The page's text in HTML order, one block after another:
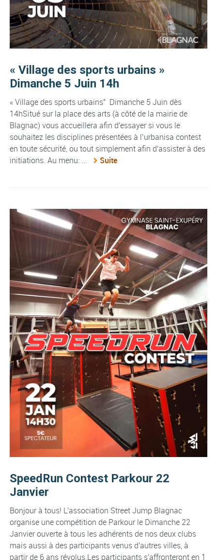
« Village des sports urbains »
Dimanche 5 Juin 14h
« Village des sports urbains" Dimanche 5 Juin dès
14hSitué sur la place des arts (à côté de la mairie de
Blagnac) vous accueillera afin d'essayer si vous le
souhaitez les disciplines présentées à l’urbanisa contest
en toute sécurité, ou tout simplement afin d'assister à des
initiations. Au menu: ...
Suite
SpeedRun Contest Parkour 22
Janvier
Bonjour à tous! L'association Street Jump Blagnac
organise une compétition de Parkour le Dimanche 22
Janvier ouverte à tous les adhérents de nos deux clubs
mais aussi à des participants venus d'autres villes, à
partir de 6 ans révolus.Les participants s'affronteront en 1